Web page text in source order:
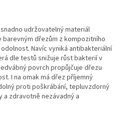
udržovatelný materiál
barevným dřezům z kompozitního
Navíc vyniká antibakteriální
dle testů snižuje růst bakterií v
povrch propůjčuje dřezu
I na omak má dřez příjemný
proti poškrábání, tepluvzdorný
a zdravotně nezávadný a